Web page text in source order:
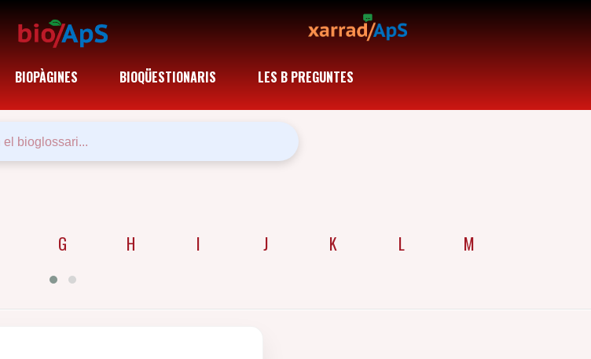
BIOPÀGINES BIOQÜESTIONARIS LES B PREGUNTES
G H I J K L M